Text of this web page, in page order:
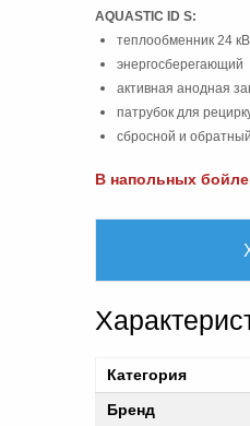
AQUASTIC ID S:
теплообменник 24
энергосберегающий
активная анодная
патрубок для
сбросной и
В напольных
Категория
Бренд